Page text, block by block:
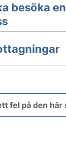
besöka en
fel på den här